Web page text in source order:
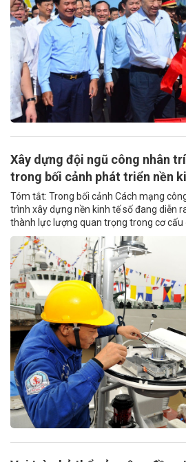
Xây dựng đội ngũ công nhân
trong bối cảnh phát triển nền
Tóm tắt: Trong bối cảnh Cách mạng
trình xây dựng nền kinh tế số đang diễn
thành lực lượng quan trọng trong cơ cấu